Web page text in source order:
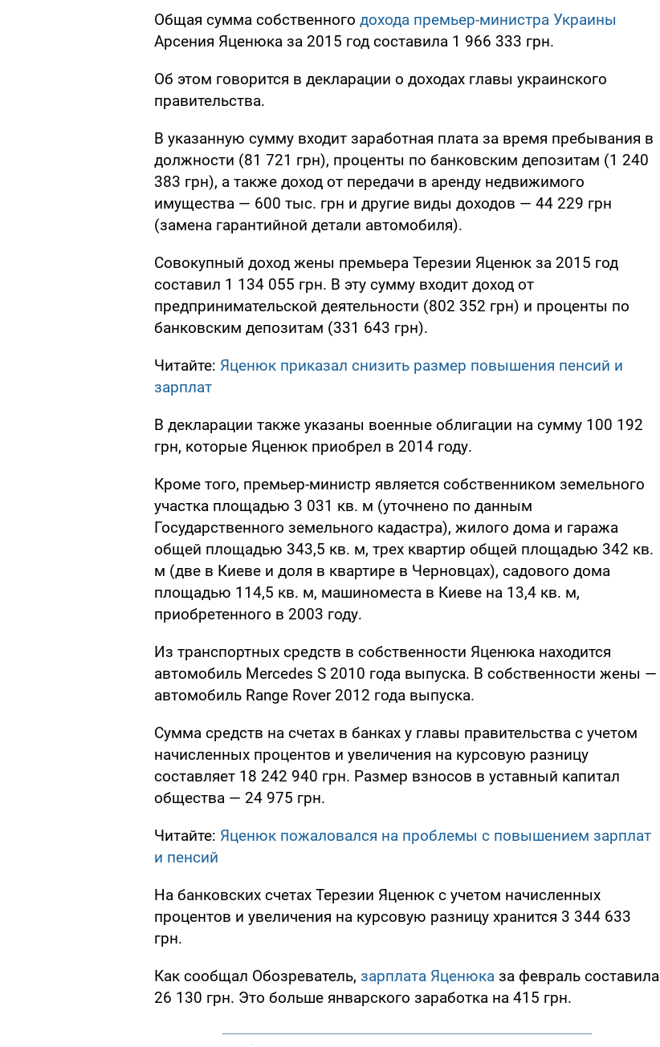
Общая сумма собственного дохода премьер-министра Украины
Арсения Яценюка за 2015 год составила 1 966 333 грн.
Об этом говорится в декларации о доходах главы украинского
правительства.
В указанную сумму входит заработная плата за время пребывания в
должности (81 721 грн), проценты по банковским депозитам (1 240
383 грн), а также доход от передачи в аренду недвижимого
имущества — 600 тыс. грн и другие виды доходов — 44 229 грн
(замена гарантийной детали автомобиля).
Совокупный доход жены премьера Терезии Яценюк за 2015 год
составил 1 134 055 грн. В эту сумму входит доход от
предпринимательской деятельности (802 352 грн) и проценты по
банковским депозитам (331 643 грн).
Читайте: Яценюк приказал снизить размер повышения пенсий и
зарплат
В декларации также указаны военные облигации на сумму 100 192
грн, которые Яценюк приобрел в 2014 году.
Кроме того, премьер-министр является собственником земельного
участка площадью 3 031 кв. м (уточнено по данным
Государственного земельного кадастра), жилого дома и гаража
общей площадью 343,5 кв. м, трех квартир общей площадью 342 кв.
м (две в Киеве и доля в квартире в Черновцах), садового дома
площадью 114,5 кв. м, машиноместа в Киеве на 13,4 кв. м,
приобретенного в 2003 году.
Из транспортных средств в собственности Яценюка находится
автомобиль Mercedes S 2010 года выпуска. В собственности жены —
автомобиль Range Rover 2012 года выпуска.
Сумма средств на счетах в банках у главы правительства с учетом
начисленных процентов и увеличения на курсовую разницу
составляет 18 242 940 грн. Размер взносов в уставный капитал
общества — 24 975 грн.
Читайте: Яценюк пожаловался на проблемы с повышением зарплат
и пенсий
На банковских счетах Терезии Яценюк с учетом начисленных
процентов и увеличения на курсовую разницу хранится 3 344 633
грн.
Как сообщал Обозреватель, зарплата Яценюка за февраль составила
26 130 грн. Это больше январского заработка на 415 грн.